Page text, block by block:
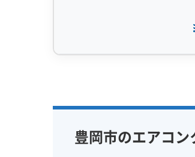
豊岡盆地は風が通り抜けに
侵入した車の排気ガスや飲食
と油分をたっぷり含んだ「黒
この汚れは非常に粘り気が
完全分解洗浄
部分クリーニング
家庭用エアコン
業務用エアコン
豊岡市のエアコ